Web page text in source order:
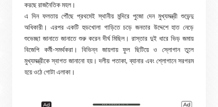
করছে রাজনৈতিক মহল।
এ দিন ফলতায় পৌঁছে প্রথমেই স্থানীয় মন্দিরে পুজো দেন মুখ্যমন্ত্রী শুভেন্দু
অধিকারী। এরপর একটি হুডখোলা গাড়িতে চড়ে জনতার উদ্দেশে হাত নেড়ে
শুভেচ্ছা জানাতে জানাতে শুরু করেন দীর্ঘ মিছিল। রাস্তার দুই ধারে ভিড় জমায়
বিজেপি কর্মী-সমর্থকরা। বিভিন্ন জায়গায় ফুল ছিটিয়ে ও স্লোগান তুলে
মুখ্যমন্ত্রীকে স্বাগত জানানো হয়। দলীয় পতাকা, ব্যানার এবং শ্লোগানে সরগরম
হয়ে ওঠে গোটা এলাকা।